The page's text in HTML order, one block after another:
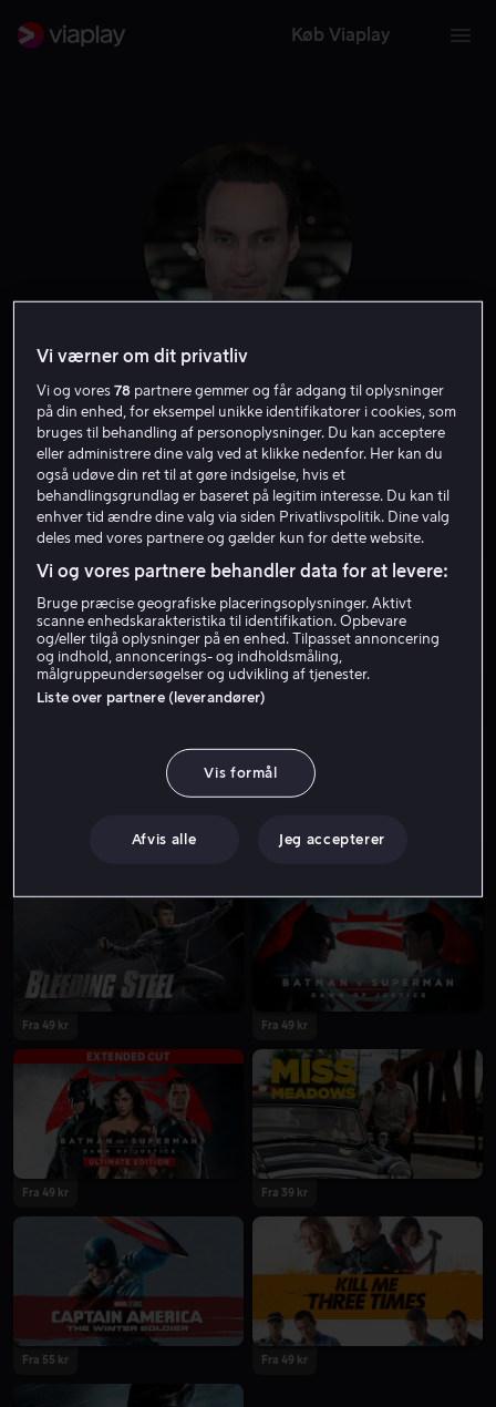
Køb Viaplay
Callan Mulvey
Skuespiller Gæst
Kun hos os Fra 59 kr
Fra 49 kr Fra 49 kr
Fra 49 kr Fra 39 kr
Fra 55 kr Fra 49 kr
Vi værner om dit privatliv
Vi og vores78 partnere gemmer og får adgang til oplysninger
på din enhed, for eksempel unikke identifikatorer i cookies, som
bruges til behandling af personoplysninger. Du kan acceptere
eller administrere dine valg ved at klikke nedenfor. Her kan du
også udøve din ret til at gøre indsigelse, hvis et
behandlingsgrundlag er baseret på legitim interesse. Du kan til
enhver tid ændre dine valg via siden Privatlivspolitik. Dine valg
deles med vores partnere og gælder kun for dette website.
Vi og vores partnere behandler data for at levere:
Bruge præcise geografiske placeringsoplysninger. Aktivt
scanne enhedskarakteristika til identifikation. Opbevare
og/eller tilgå oplysninger på en enhed. Tilpasset annoncering
og indhold, annoncerings- og indholdsmåling,
målgruppeundersøgelser og udvikling af tjenester.
Liste over partnere (leverandører)
Vis formål
Afvis alle Jeg accepterer